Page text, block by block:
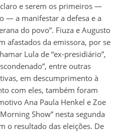
e serem os primeiros —
— a manifestar a defesa e a
do povo”. Fiuza e Augusto
afastados da emissora, por se
Lula de “ex-presidiário”,
entre outras
em descumprimento à
com eles, também foram
Ana Paula Henkel e Zoe
Show” nesta segunda
o resultado das eleições. De